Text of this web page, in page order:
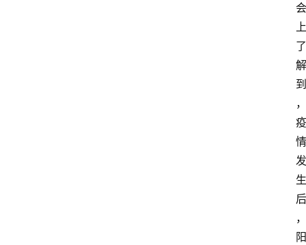
会
上
了
解
到
，
疫
情
发
生
后
，
阳